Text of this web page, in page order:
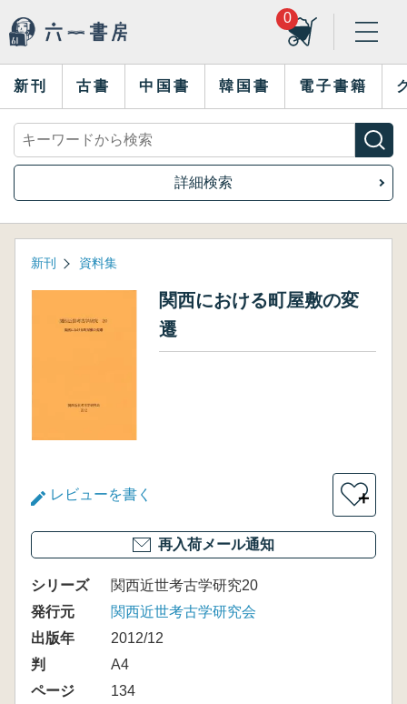
0
新刊 古書 中国書 韓国書 電子書籍
詳細検索
新刊 資料集
関西における町屋敷の変
遷
レビューを書く ＋
再入荷メール通知
シリーズ
関西近世考古学研究20
発行元
関西近世考古学研究会
出版年
2012/12
判
A4
ページ
134